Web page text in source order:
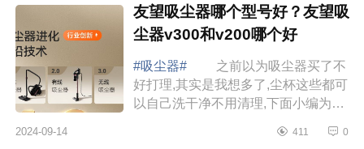
友望吸尘器哪个型号好？友望吸
尘器v300和v200哪个好
#吸尘器#
之前以为吸尘器买了不
好打理,其实是我想多了,尘杯这些都可
以自己洗干净不用清理,下面小编为大
望吸尘器v300和v200哪个好 友望
2024-09-14 411 0